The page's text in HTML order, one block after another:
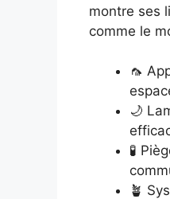
montre ses
comme le
🦟
🌙
🧪
🪴